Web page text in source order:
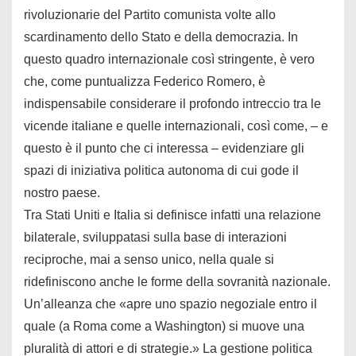
rivoluzionarie del Partito comunista volte allo
scardinamento dello Stato e della democrazia. In
questo quadro internazionale così stringente, è vero
che, come puntualizza Federico Romero, è
indispensabile considerare il profondo intreccio tra le
vicende italiane e quelle internazionali, così come, – e
questo è il punto che ci interessa – evidenziare gli
spazi di iniziativa politica autonoma di cui gode il
nostro paese.
Tra Stati Uniti e Italia si definisce infatti una relazione
bilaterale, sviluppatasi sulla base di interazioni
reciproche, mai a senso unico, nella quale si
ridefiniscono anche le forme della sovranità nazionale.
Un’alleanza che «apre uno spazio negoziale entro il
quale (a Roma come a Washington) si muove una
pluralità di attori e di strategie.» La gestione politica